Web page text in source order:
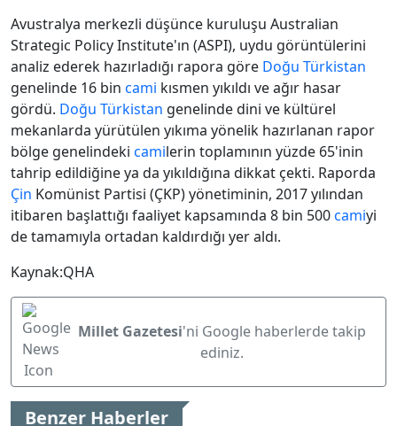
Avustralya merkezli düşünce kuruluşu Australian
Strategic Policy Institute'ın (ASPI), uydu görüntülerini
analiz ederek hazırladığı rapora göre Doğu Türkistan
genelinde 16 bin cami kısmen yıkıldı ve ağır hasar
gördü. Doğu Türkistan genelinde dini ve kültürel
mekanlarda yürütülen yıkıma yönelik hazırlanan rapor
bölge genelindeki camilerin toplamının yüzde 65'inin
tahrip edildiğine ya da yıkıldığına dikkat çekti. Raporda
Çin Komünist Partisi (ÇKP) yönetiminin, 2017 yılından
itibaren başlattığı faaliyet kapsamında 8 bin 500camiyi
de tamamıyla ortadan kaldırdığı yer aldı.
Kaynak:QHA
Millet Gazetesi'ni Google haberlerde takip
ediniz.
Benzer Haberler